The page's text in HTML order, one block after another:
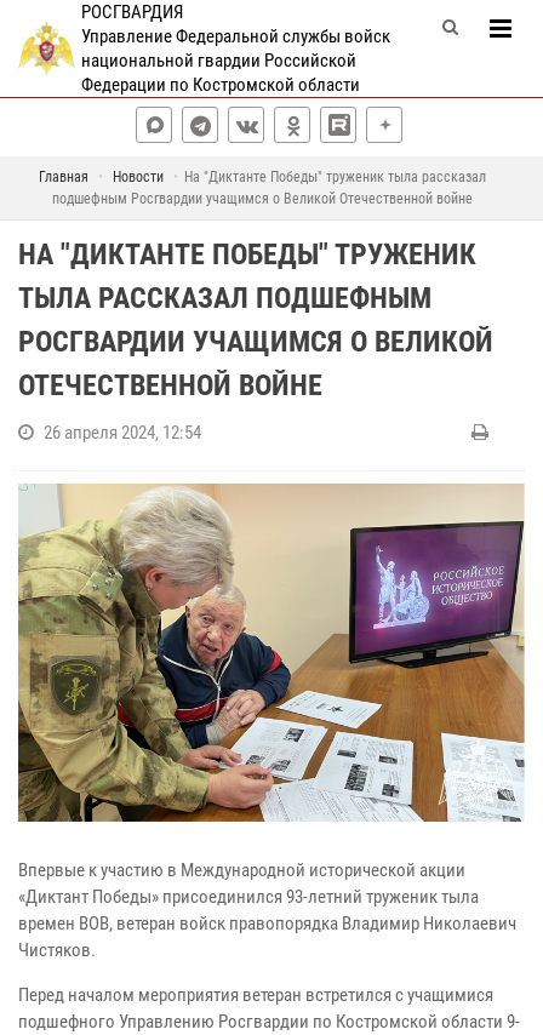
РОСГВАРДИЯ
Управление Федеральной службы войск
национальной гвардии Российской
Федерации по Костромской области
Главная Новости
На "Диктанте Победы" труженик тыла рассказал
подшефным Росгвардии учащимся о Великой Отечественной войне
НА "ДИКТАНТЕ ПОБЕДЫ" ТРУЖЕНИК
ТЫЛА РАССКАЗАЛ ПОДШЕФНЫМ
РОСГВАРДИИ УЧАЩИМСЯ О ВЕЛИКОЙ
ОТЕЧЕСТВЕННОЙ ВОЙНЕ
26 апреля 2024, 12:54
Впервые к участию в Международной исторической акции
«Диктант Победы» присоединился 93-летний труженик тыла
времен ВОВ, ветеран войск правопорядка Владимир Николаевич
Чистяков.
Перед началом мероприятия ветеран встретился с учащимися
подшефного Управлению Росгвардии по Костромской области 9-